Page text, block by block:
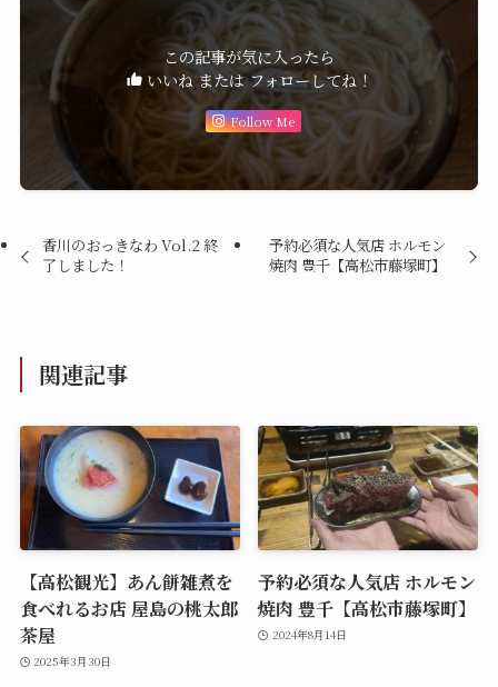
この記事が気に入ったら
いいね または フォローしてね！
Follow Me
香川のおっきなわ Vol.2 終
了しました！
予約必須な人気店 ホルモン
焼肉 豊千【高松市藤塚町】
関連記事
【高松観光】あん餅雑煮を
食べれるお店 屋島の桃太郎
茶屋
2025年3月30日
予約必須な人気店 ホルモン
焼肉 豊千【高松市藤塚町】
2024年8月14日